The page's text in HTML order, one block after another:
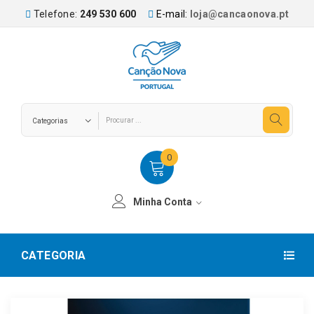
Telefone: 249 530 600 E-mail: loja@cancaonova.pt
0
Minha Conta
CATEGORIA